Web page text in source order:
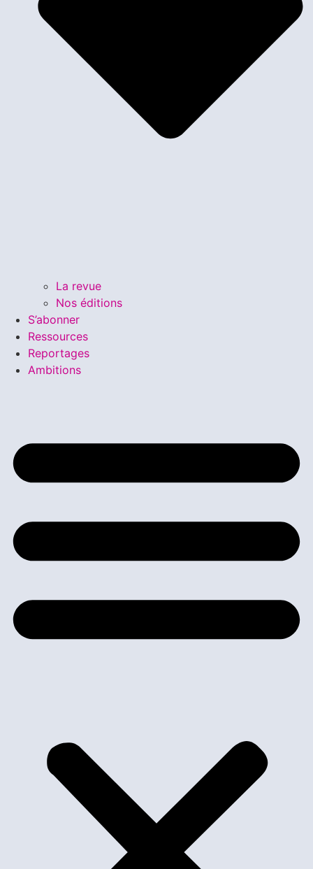
La revue
Nos éditions
S’abonner
Ressources
Reportages
Ambitions